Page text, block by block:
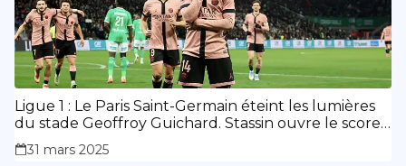
Ligue 1 : Le Paris Saint-Germain éteint les lumières
du stade Geoffroy Guichard. Stassin ouvre le score,
doublé de Doué.
31 mars 2025